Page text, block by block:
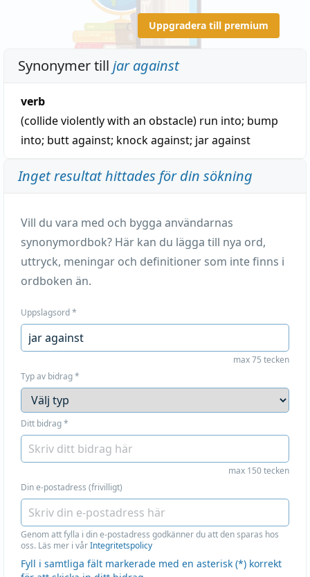
Uppgradera till premium
Synonymer till jar against
verb
(collide violently with an obstacle) run into; bump
into; butt against; knock against; jar against
Inget resultat hittades för din sökning
Vill du vara med och bygga användarnas
synonymordbok? Här kan du lägga till nya ord,
uttryck, meningar och definitioner som inte finns i
ordboken än.
Uppslagsord*
max 75 tecken
Typ av bidrag*
Ditt bidrag*
max 150 tecken
Din e-postadress (frivilligt)
Genom att fylla i din e-postadress godkänner du att den sparas hos
oss. Läs mer i vårIntegritetspolicy
Fyll i samtliga fält markerade med en asterisk (*) korrekt